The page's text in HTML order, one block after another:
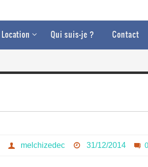
Location Qui suis-je ? Contact
melchizedec 31/12/2014 0